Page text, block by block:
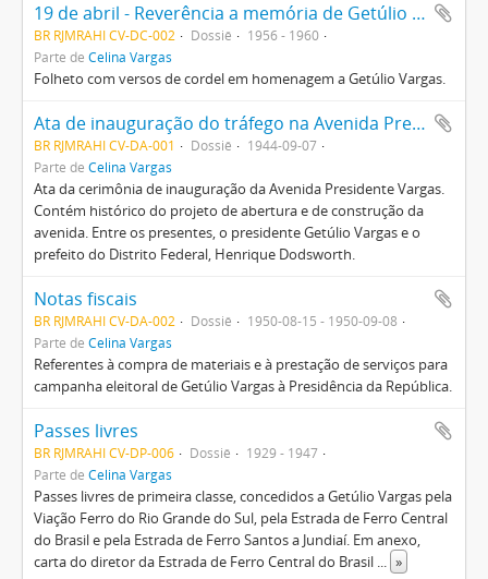
19 de abril - Reverência a memória de Getúlio Vargas
BR RJMRAHI CV-DC-002 Dossiê
1956 - 1960
Parte de Celina Vargas
Folheto com versos de cordel em homenagem a Getúlio Vargas.
Ata de inauguração do tráfego na Avenida Presidente Vargas
BR RJMRAHI CV-DA-001 Dossiê
1944-09-07
Parte de Celina Vargas
Ata da cerimônia de inauguração da Avenida Presidente Vargas.
Contém histórico do projeto de abertura e de construção da
avenida. Entre os presentes, o presidente Getúlio Vargas e o
prefeito do Distrito Federal, Henrique Dodsworth.
Notas fiscais
BR RJMRAHI CV-DA-002 Dossiê
1950-08-15 - 1950-09-08
Parte de Celina Vargas
Referentes à compra de materiais e à prestação de serviços para
campanha eleitoral de Getúlio Vargas à Presidência da República.
Passes livres
BR RJMRAHI CV-DP-006 Dossiê
1929 - 1947
Parte de Celina Vargas
Passes livres de primeira classe, concedidos a Getúlio Vargas pela
Viação Ferro do Rio Grande do Sul, pela Estrada de Ferro Central
do Brasil e pela Estrada de Ferro Santos a Jundiaí. Em anexo,
carta do diretor da Estrada de Ferro Central do Brasil ... »